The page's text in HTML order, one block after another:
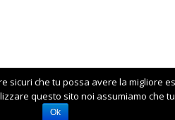
sicuri che tu possa avere la migliore
questo sito noi assumiamo che
Ok